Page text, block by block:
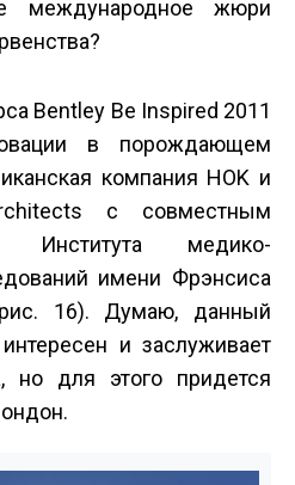
международное жюри
Bentley Be Inspired 2011
в порождающем
компания HOK и
с совместным
Института медико­
имени Фрэнсиса
16). Думаю, данный
и заслуживает
но для этого придется